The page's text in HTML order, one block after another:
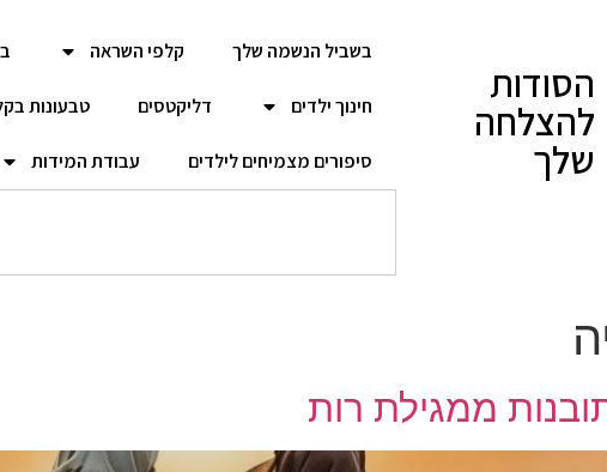
הסודות
להצלחה
שלך
בשביל הנשמה שלך קלפי השראה
חינוך ילדים דליקטסים טבעונות
סיפורים מצמיחים לילדים עבודת המידות
ממגילת רות